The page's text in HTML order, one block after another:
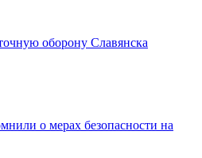
оборону Славянска
о мерах безопасности на